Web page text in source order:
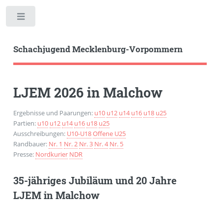
Schachjugend Mecklenburg-Vorpommern
LJEM 2026 in Malchow
Ergebnisse und Paarungen: u10 u12 u14 u16 u18 u25
Partien: u10 u12 u14 u16 u18 u25
Ausschreibungen: U10-U18Offene U25
Randbauer: Nr. 1 Nr. 2 Nr. 3 Nr. 4 Nr. 5
Presse: Nordkurier NDR
35-jähriges Jubiläum und 20 Jahre
LJEM in Malchow